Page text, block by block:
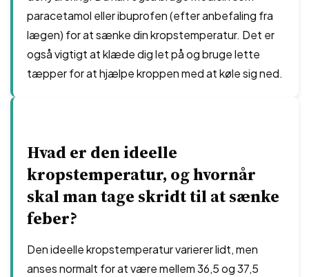
paracetamol eller ibuprofen (efter anbefaling fra
lægen) for at sænke din kropstemperatur. Det er
også vigtigt at klæde dig let på og bruge lette
tæpper for at hjælpe kroppen med at køle sig ned.
Hvad er den ideelle
kropstemperatur, og hvornår
skal man tage skridt til at sænke
feber?
Den ideelle kropstemperatur varierer lidt, men
anses normalt for at være mellem 36,5 og 37,5